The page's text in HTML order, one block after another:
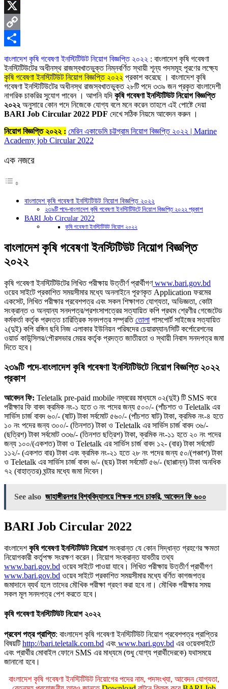
Skype
X
Copy
Link
Share
বাংলাদেশ কৃষি গবেষণা ইনস্টিটিউট নিয়োগ বিজ্ঞপ্তি ২০২২ : বাংলাদেশ কৃষি গবেষণা
ইনস্টিটিউটের অধীনস্থ রাজস্বখাতভুক্ত নিম্নবর্ণিত স্থায়ী শূন্য পদসমূহ পূরণের লক্ষ্যে
কৃষি গবেষণা ইনস্টিটিউট নিয়োগ বিজ্ঞপ্তি ২০২২ প্রকাশ করেছে । বাংলাদেশ কৃষি
গবেষণা ইনস্টিটিউটের অধীনস্থ রাজস্বখাতভুক্ত ২৮টি পদে ৩৩৯ জন প্রকৃত বাংলাদেশী
নাগরিক চাকরির সুযোগ পাবেন । আপনি যদি কৃষি গবেষণা ইনস্টিটিউট নিয়োগ বিজ্ঞপ্তি
২০২২ অনুসারে কোন পদে নিজেকে যোগ্য বলে মনে করেন তাহলে এই পোষ্টে দেয়া
BARI Job Circular 2022 PDF দেখে সঠিক নিয়মে আবেদন করুন ।
নিয়োগ বিজ্ঞপ্তি ২০২২ : মেরিন একাডেমি চট্টগ্রাম নিয়োগ বিজ্ঞপ্তি ২০২২ | Marine
Academy job Circular 2022
এক নজরে
বাংলাদেশ কৃষি গবেষণা ইনস্টিটিউট নিয়োগ বিজ্ঞপ্তি ২০২২
২৩৯টি পদে-বাংলাদেশ কৃষি গবেষণা ইনস্টিটিউটে নিয়োগ বিজ্ঞপ্তি ২০২২ প্রকাশ
BARI Job Circular 2022
কৃষি গবেষণা ইনস্টিটিউট নিয়োগ ২০২২
বাংলাদেশ কৃষি গবেষণা ইনস্টিটিউট নিয়োগ বিজ্ঞপ্তি
২০২২
কৃষি গবেষণা ইনস্টিটিউটের লিখিত পরীক্ষায় উত্তীর্ণ প্রার্থীগণwww.bari.gov.bd
ওয়েব সাইটে প্রকাশিত সময়সীমার মধ্যে অনলাইনে পূরণকৃত Application ফরমের
একসেট, লিখিত পরীক্ষার প্রবেশপত্র এবং সকল শিক্ষাগত যােগ্যতা, অভিজ্ঞতা, কোটা
সংক্রান্ত ও অন্যান্য সনদপত্র/প্রশংসাপত্রের সত্যায়িত কপি প্রথম শ্রেণীর গেজেটেড
কর্মকর্তা কর্তৃক প্রদত্ত চারিত্রিক সনদপত্র সম্প্রতিতােলা পাসপাের্ট সাইজের সত্যায়িত
২(দুই) কপি রঙ্গিন ছবি নিজ এলাকার ইউনিয়ন পরিষদের চেয়ারম্যান/সিটি কর্পোরেশনের
ওয়ার্ড কাউন্সিলর/পৌরসভার মেয়র কর্তৃক প্রদত্ত জাতীয়তা ও স্থায়ী নিবাস সনদপত্র জমা
দিতে হবে।
২৩৯টি পদে-বাংলাদেশ কৃষি গবেষণা ইনস্টিটিউটে নিয়োগ বিজ্ঞপ্তি ২০২২
প্রকাশ
আবেদন ফি: Teletalk pre-paid mobile নম্বরের মাধ্যমে ০২(দুই) টি SMS করে
পরীক্ষার ফি বাবদ ক্রমিক নং-১ হতে ৩ নং পদের জন্য ৫০০/- (পাঁচশত ও Teletalk এর
সার্ভিস চার্জ বাবদ ৬০/- (ষাট) টাকা সর্বমােট ৫৬০/- (পাঁচশত ষাট) টাকা, ক্রমিক নং-৪ হতে
১০ নং পদের জন্য ৩০০/- (তিনশত) টাকা ও Teletalk এর সার্ভিস চার্জ বাবদ ৩৬/-
(ছত্রিশ) টাকা সর্বমােট ৩৩৬/- (তিনশত ছত্রিশ) টাকা, ক্রমিক নং-১১ হতে ২০ নং পদের
জন্য ১০০/(একশত) টাকা ও Teletalk এর সার্ভিস চার্জ বাবদ ১২- (বার) টাকা সর্বমােট
১১২/- (একশত বার) টাকা এবং ক্রমিক নং-২১ হতে ২৮ নং পদের জন্য ৫০/(পঞ্চাশ) টাকা
ও Teletalk এর সার্ভিস চার্জ বাবদ ৬/- (ছয়) টাকা সর্বমােট ৫৬/- (ছাপ্পান্ন) টাকা অনধিক
৭২ (বাহাত্তর) ঘন্টার মধ্যে জমা দিবেন।
See also জাহাঙ্গীরনগর বিশ্ববিদ্যালয়ে শিক্ষক পদে চাকরি, আবেদন ফি ৬০০
BARI Job Circular 2022
বাংলাদেশকৃষি গবেষণা ইনস্টিটিউট নিয়ােগসংক্রান্ত যে কোন সিদ্ধান্ত গ্রহণের ক্ষমতা
নিয়ােগকারী কর্তৃপক্ষ সংরক্ষণ করেন। নিয়ােগ সংক্রান্ত যাবতীয় তথ্য
www.bari.gov.bd ওয়েব সাইটে পাওয়া যাবে। লিখিত পরীক্ষায় উত্তীর্ণ প্রার্থীগণ
www.bari.gov.bd ওয়েব সাইটে প্রকাশিত সময়সীমার মধ্যে বর্ণিত কাগজপত্র
জমাদানে ব্যর্থ হলে তাদের মৌখিক পরীক্ষা গ্রহণ করা হবে না। মৌখিক পরীক্ষার সময়
সকল মূল সনদপত্র পেশ করতে হবে।
কৃষি গবেষণা ইনস্টিটিউট নিয়োগ ২০২২
প্রবেশ পত্র প্রাপ্তি: বাংলাদেশ কৃষি গবেষণা ইনস্টিটিউট নিয়োগ প্রবেশপত্র প্রাপ্তির
বিষয়টিhttp://bari.teletalk.com.bd এবং www.bari.gov.bd এর ওয়েবসাইটে
এবং প্রার্থীর মােবাইল ফোনে SMS এর মাধ্যমে (শুধু যােগ্য প্রার্থীদেরকে) যথাসময়ে
জানানাে হবে।
বাংলাদেশ কৃষি গবেষণা ইনস্টিটিউট নিয়োগের পদের নাম, পদসংখ্যা, আবেদন যোগ্যতা,